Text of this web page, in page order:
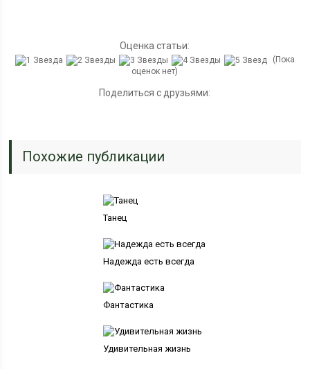
Оценка статьи:
(Пока
оценок нет)
Поделиться с друзьями:
Похожие публикации
Танец
Надежда есть всегда
Фантастика
Удивительная жизнь